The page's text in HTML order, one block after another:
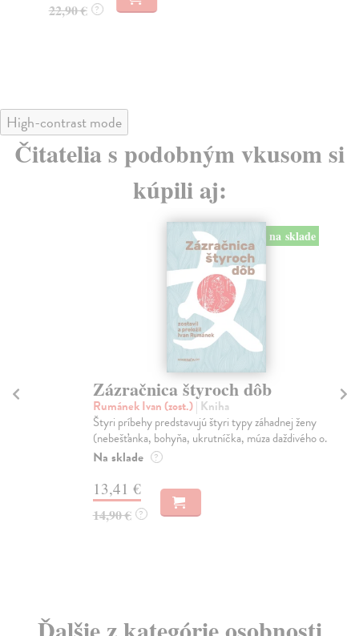
22,90 € ?
High-contrast mode
Čitatelia s podobným vkusom si
kúpili aj:
na sklade
Zázračnica štyroch dôb
Rumánek Ivan (zost.)| Kniha
Štyri príbehy predstavujú štyri typy záhadnej ženy
(nebešťanka, bohyňa, ukrutníčka, múza daždivého o...
Na sklade ?
13,41 €
?